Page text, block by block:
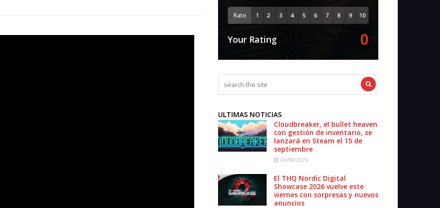
Rate
Your Rating 0
ULTIMAS NOTICIAS
Cloudbreaker, el bullet heaven
con gestión de inventario, se
lanzará en Steam el 15 de
septiembre
06/08/2026
El THQ Nordic Digital
Showcase 2026 vuelve este
viernes con sorpresas y nuevos
anuncios